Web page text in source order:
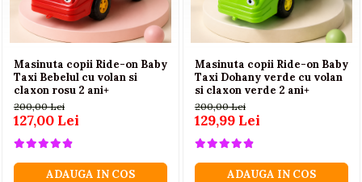
Masinuta copii Ride-on Baby
Taxi Bebelul cu volan si
claxon rosu 2 ani+
200,00 Lei
127,00 Lei
ADAUGA IN COS
Masinuta copii Ride-on Baby
Taxi Dohany verde cu volan
si claxon verde 2 ani+
200,00 Lei
129,99 Lei
ADAUGA IN COS